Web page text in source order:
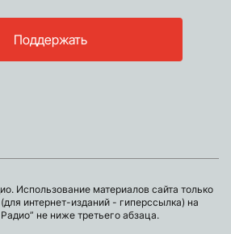
Поддержать
Использование материалов сайта только
интернет-изданий - гиперссылка) на
не ниже третьего абзаца.